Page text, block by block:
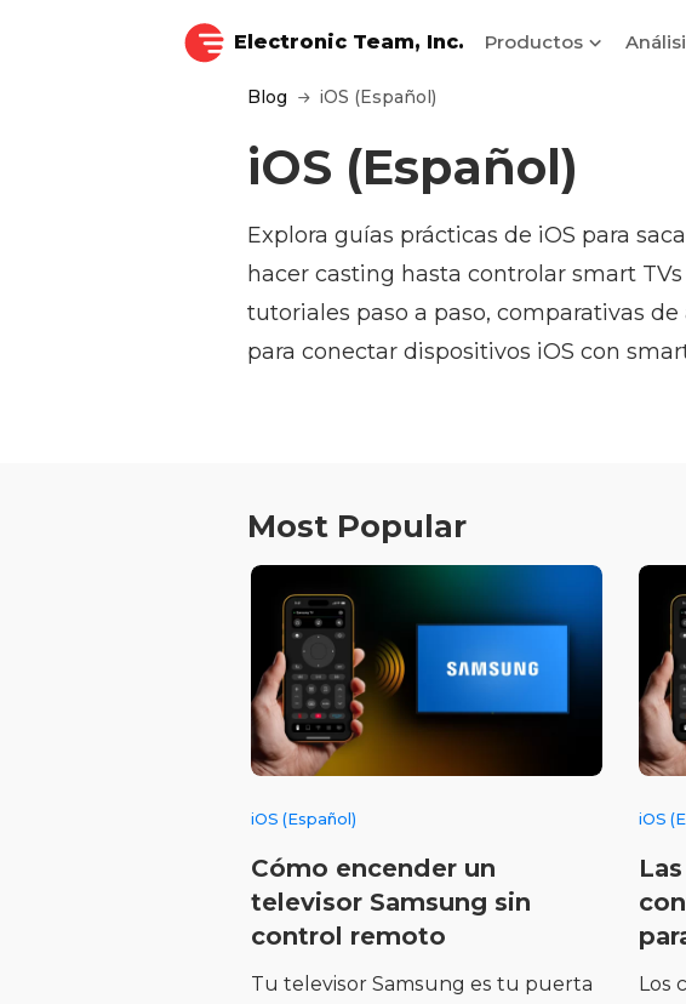
Electronic Team, Inc. Productos
Blog iOS (Español)
iOS (Español)
Explora guías prácticas de iOS para
hacer casting hasta controlar smart
tutoriales paso a paso, comparativas
para conectar dispositivos iOS con
Most Popular
iOS (Español)
Cómo encender un
televisor Samsung sin
control remoto
Tu televisor Samsung es tu puerta
iOS
Los